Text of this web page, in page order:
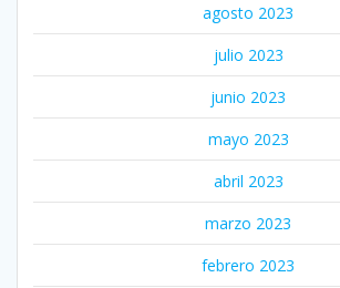
agosto 2023
julio 2023
junio 2023
mayo 2023
abril 2023
marzo 2023
febrero 2023